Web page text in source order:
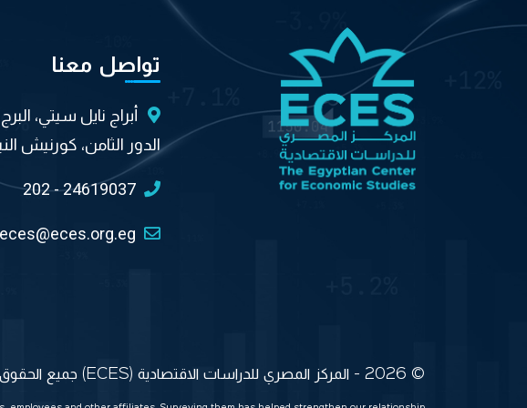
تواصل معنا
أبراج نايل سيتي،
الدور الثامن، كورنيش
202 - 24619037
eces@eces.org.eg
© 2026 - المركز المصري للدراسات الاقتصادية (ECES) جميع الحقوق محفوظة